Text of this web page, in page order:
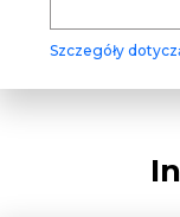
Szczegóły